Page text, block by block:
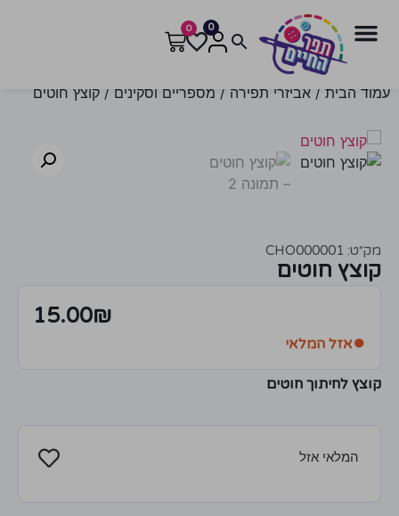
0
0
עמוד הבית / אביזרי תפירה / מספריים וסקינים / קוצץ חוטים
מק״ט: CHO000001
קוצץ חוטים
15.00₪
●אזל המלאי
קוצץ לחיתוך חוטים
המלאי אזל